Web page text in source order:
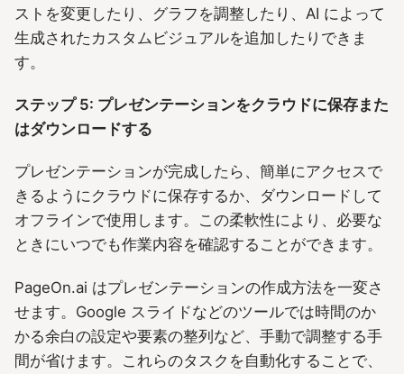
ストを変更したり、グラフを調整したり、AI によって
生成されたカスタムビジュアルを追加したりできま
す。
ステップ 5: プレゼンテーションをクラウドに保存また
はダウンロードする
プレゼンテーションが完成したら、簡単にアクセスで
きるようにクラウドに保存するか、ダウンロードして
オフラインで使用します。この柔軟性により、必要な
ときにいつでも作業内容を確認することができます。
PageOn.ai はプレゼンテーションの作成方法を一変さ
せます。Google スライドなどのツールでは時間のか
かる余白の設定や要素の整列など、手動で調整する手
間が省けます。これらのタスクを自動化することで、